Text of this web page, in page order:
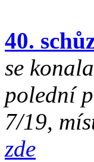
40.
se
polední
7/19,
zde